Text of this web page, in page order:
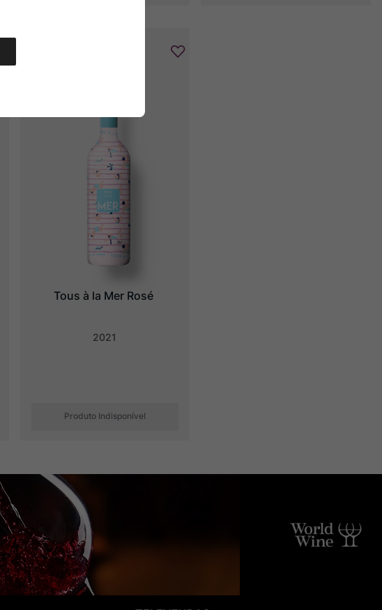
Tous à la Mer Rosé
2021
Produto Indisponível